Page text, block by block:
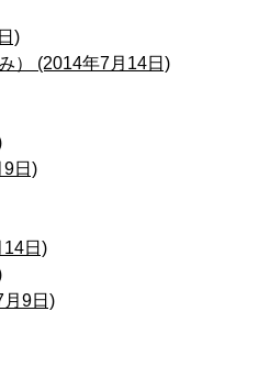
)
） (2014年7月14日)
9日)
14日)
月9日)